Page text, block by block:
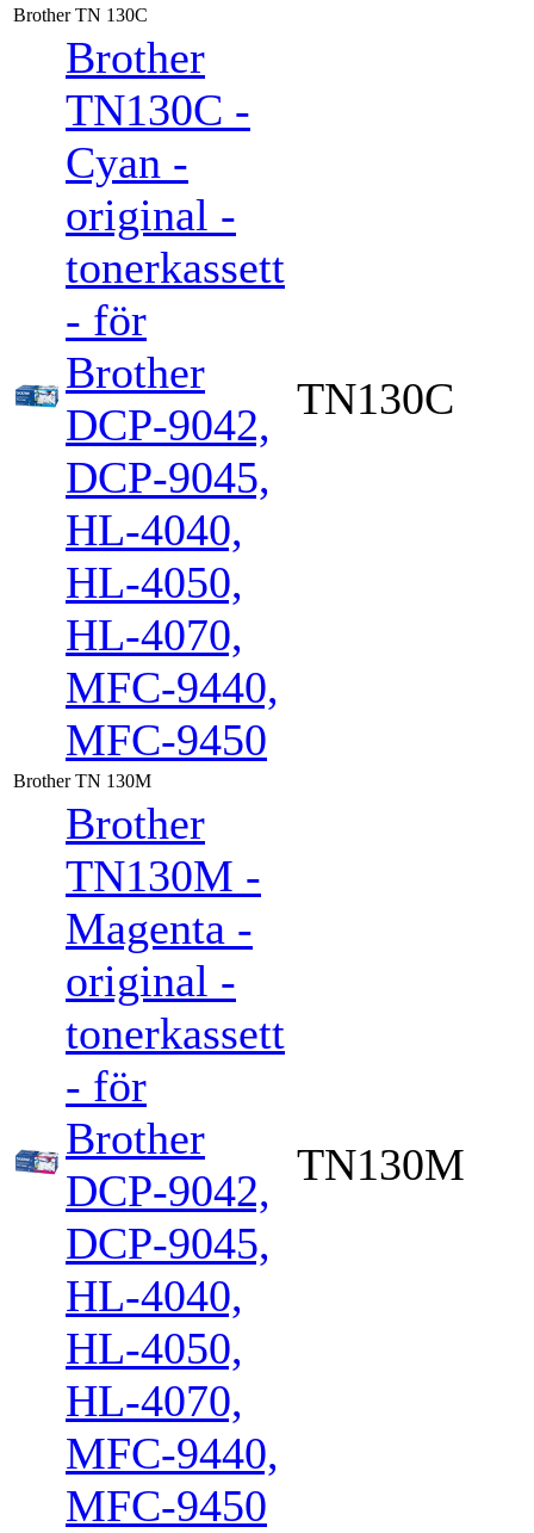
Brother TN 130C
Brother
TN130C -
Cyan -
original -
tonerkassett
- för
Brother
DCP-9042,
DCP-9045,
HL-4040,
HL-4050,
HL-4070,
MFC-9440,
MFC-9450
TN130C
Brother TN 130M
Brother
TN130M -
Magenta -
original -
tonerkassett
- för
Brother
DCP-9042,
DCP-9045,
HL-4040,
HL-4050,
HL-4070,
MFC-9440,
MFC-9450
TN130M